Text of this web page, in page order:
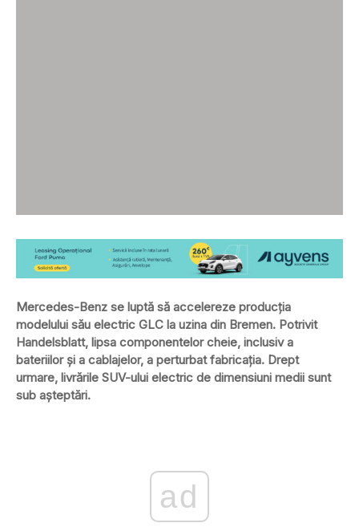
Mercedes-Benz se luptă să accelereze producția
modelului său electric GLC la uzina din Bremen. Potrivit
Handelsblatt, lipsa componentelor cheie, inclusiv a
bateriilor și a cablajelor, a perturbat fabricația. Drept
urmare, livrările SUV-ului electric de dimensiuni medii sunt
sub așteptări.
ad